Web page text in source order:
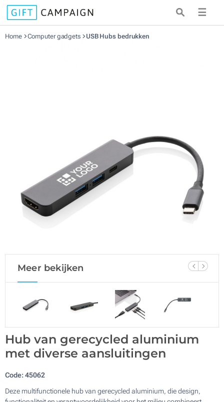
☰
Home Computer gadgets USB Hubs bedrukken
Meer bekijken
Hub van gerecycled aluminium
met diverse aansluitingen
Code:45062
Deze multifunctionele hub van gerecycled aluminium, die design,